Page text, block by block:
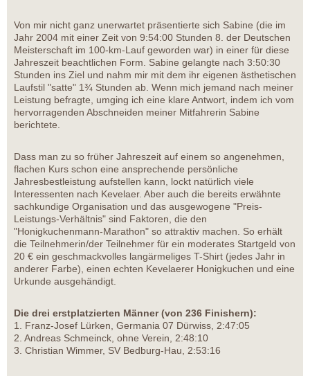
Von mir nicht ganz unerwartet präsentierte sich Sabine (die im
Jahr 2004 mit einer Zeit von 9:54:00 Stunden 8. der Deutschen
Meisterschaft im 100-km-Lauf geworden war) in einer für diese
Jahreszeit beachtlichen Form. Sabine gelangte nach 3:50:30
Stunden ins Ziel und nahm mir mit dem ihr eigenen ästhetischen
Laufstil "satte" 1¾ Stunden ab. Wenn mich jemand nach meiner
Leistung befragte, umging ich eine klare Antwort, indem ich vom
hervorragenden Abschneiden meiner Mitfahrerin Sabine
berichtete.
Dass man zu so früher Jahreszeit auf einem so angenehmen,
flachen Kurs schon eine ansprechende persönliche
Jahresbestleistung aufstellen kann, lockt natürlich viele
Interessenten nach Kevelaer. Aber auch die bereits erwähnte
sachkundige Organisation und das ausgewogene "Preis-
Leistungs-Verhältnis" sind Faktoren, die den
"Honigkuchenmann-Marathon" so attraktiv machen. So erhält
die Teilnehmerin/der Teilnehmer für ein moderates Startgeld von
20 € ein geschmackvolles langärmeliges T-Shirt (jedes Jahr in
anderer Farbe), einen echten Kevelaerer Honigkuchen und eine
Urkunde ausgehändigt.
Die drei erstplatzierten Männer (von 236 Finishern):
1. Franz-Josef Lürken, Germania 07 Dürwiss, 2:47:05
2. Andreas Schmeinck, ohne Verein, 2:48:10
3. Christian Wimmer, SV Bedburg-Hau, 2:53:16